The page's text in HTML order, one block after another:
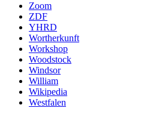
Zoom
ZDF
YHRD
Wortherkunft
Workshop
Woodstock
Windsor
William
Wikipedia
Westfalen